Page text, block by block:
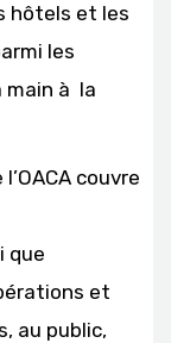
hôtels et les
les
main à la
couvre
que
et
au public,